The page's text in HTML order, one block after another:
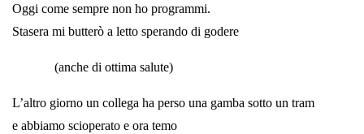
Oggi come sempre non ho programmi.
Stasera mi butterò a letto sperando di godere
(anche di ottima salute)
L’altro giorno un collega ha perso una gamba sotto un tram
e abbiamo scioperato e ora temo